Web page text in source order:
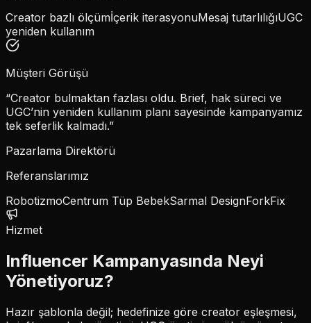
Creator bazlı ölçümİçerik iterasyonuMesaj tutarlılığıUGC
yeniden kullanım
Müşteri Görüşü
“Creator bulmaktan fazlası oldu. Brief, hak süreci ve
UGC’nin yeniden kullanım planı sayesinde kampanyamız
tek seferlik kalmadı.”
Pazarlama Direktörü
Referanslarımız
RobotizmoCentrum Tüp BebekSarmal DesignForkFix
Hizmet
Influencer Kampanyasında Neyi
Yönetiyoruz?
Hazır şablonla değil; hedefinize göre creator eşleşmesi,